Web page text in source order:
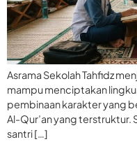
Asrama Sekolah Tahfidz
mampu menciptakan
pembinaan karakter yang
Al-Qur’an yang terstruktur.
santri […]